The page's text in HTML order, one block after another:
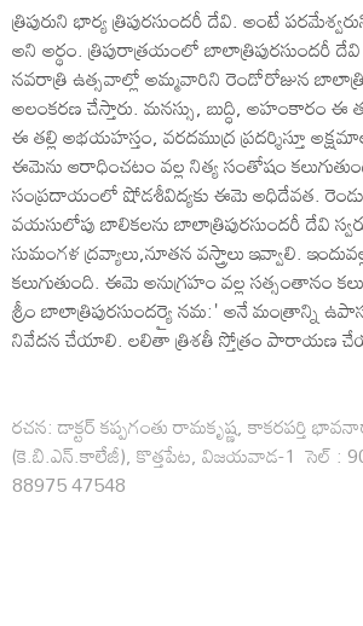
త్రిపురుని భార్య త్రిపురసుందరీ దేవి. అంటే
అని అర్థం. త్రిపురాత్రయంలో బాలాత్రిపురసుందరీ
నవరాత్రి ఉత్సవాల్లో అమ్మవారిని రెండోరోజున
అలంకరణ చేస్తారు. మనస్సు, బుద్ధి, అహంకారం
ఈ తల్లి అభయహస్తం, వరదముద్ర ప్రదర్శిస్తూ
ఈమెను ఆరాధించటం వల్ల నిత్య సంతోషం
సంప్రదాయంలో షోడశీవిద్యకు ఈమె అధిదేవత. రెండు
వయసులోపు బాలికలను బాలాత్రిపురసుందరీ దేవి
సుమంగళ ద్రవ్యాలు,నూతన వస్త్రాలు ఇవ్వాలి.
కలుగుతుంది. ఈమె అనుగ్రహం వల్ల సత్సంతానం
శ్రీం బాలాత్రిపురసుందర్యై నమ:' అనే
నివేదన చేయాలి. లలితా త్రిశతీ స్తోత్రం పారాయణ
రచన: డాక్టర్ కప్పగంతు రామకృష్ణ, కాకరపర్తి
(కె.బి.ఎన్.కాలేజీ), కొత్తపేట, విజయవాడ-1 సెల్‌ :
88975 47548